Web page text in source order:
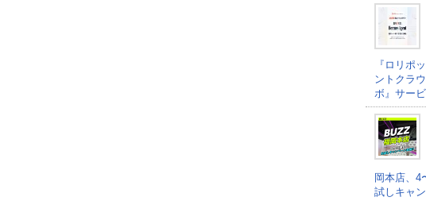
『ロリポ
ントクラ
ボ』サー
岡本店、4
試しキャ